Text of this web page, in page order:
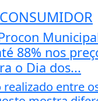
88% nos
o Dia dos...
entre